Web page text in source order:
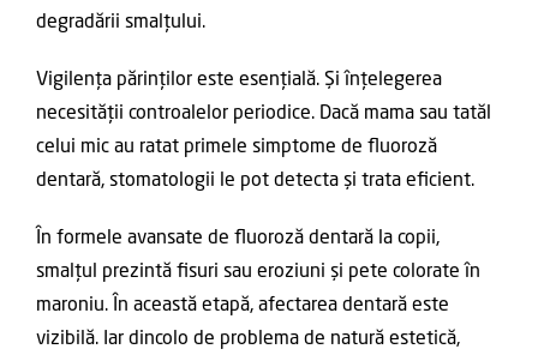
degradării smalțului.
Vigilența părinților este esențială. Și înțelegerea
necesității controalelor periodice. Dacă mama sau tatăl
celui mic au ratat primele simptome de fluoroză
dentară, stomatologii le pot detecta și trata eficient.
În formele avansate de fluoroză dentară la copii,
smalțul prezintă fisuri sau eroziuni și pete colorate în
maroniu. În această etapă, afectarea dentară este
vizibilă. Iar dincolo de problema de natură estetică,